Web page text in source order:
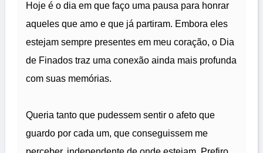
Hoje é o dia em que faço uma pausa para honrar
aqueles que amo e que já partiram. Embora eles
estejam sempre presentes em meu coração, o Dia
de Finados traz uma conexão ainda mais profunda
com suas memórias.
Queria tanto que pudessem sentir o afeto que
guardo por cada um, que conseguissem me